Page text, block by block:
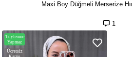
Maxi Boy Düğmeli Merserize
1
Ücretsiz
Tüylenme
Yapmaz